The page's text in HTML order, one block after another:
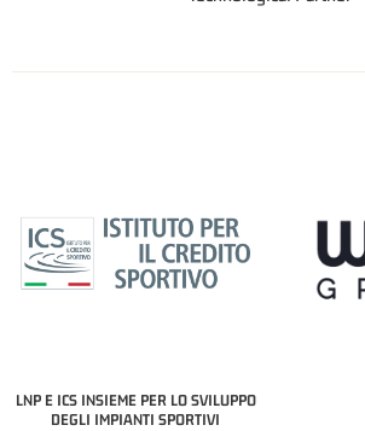
LNP E ICS INSIEME PER LO SVILUPPO
DEGLI IMPIANTI SPORTIVI